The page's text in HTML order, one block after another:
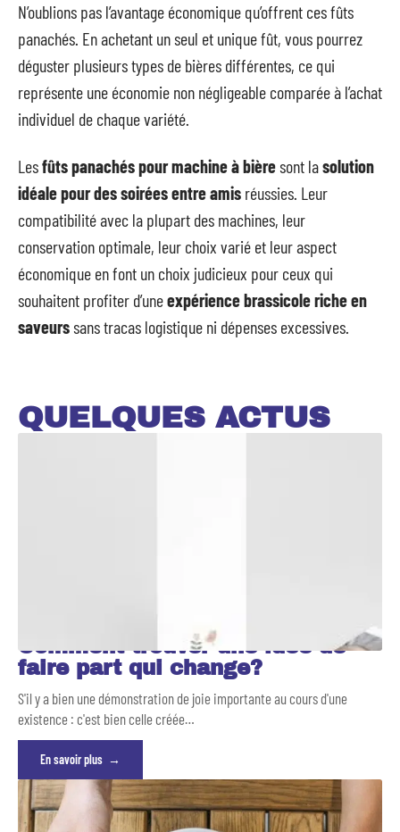
N’oublions pas l’avantage économique qu’offrent ces fûts
panachés. En achetant un seul et unique fût, vous pourrez
déguster plusieurs types de bières différentes, ce qui
représente une économie non négligeable comparée à l’achat
individuel de chaque variété.
Lesfûts panachés pour machine à bièresont lasolution
idéale pour des soirées entre amis réussies. Leur
compatibilité avec la plupart des machines, leur
conservation optimale, leur choix varié et leur aspect
économique en font un choix judicieux pour ceux qui
souhaitent profiter d’uneexpérience brassicole riche en
saveurssans tracas logistique ni dépenses excessives.
QUELQUES ACTUS
Comment trouver une idée de
faire part qui change?
S'il y a bien une démonstration de joie importante au cours d'une
existence : c'est bien celle créée…
En savoir plus